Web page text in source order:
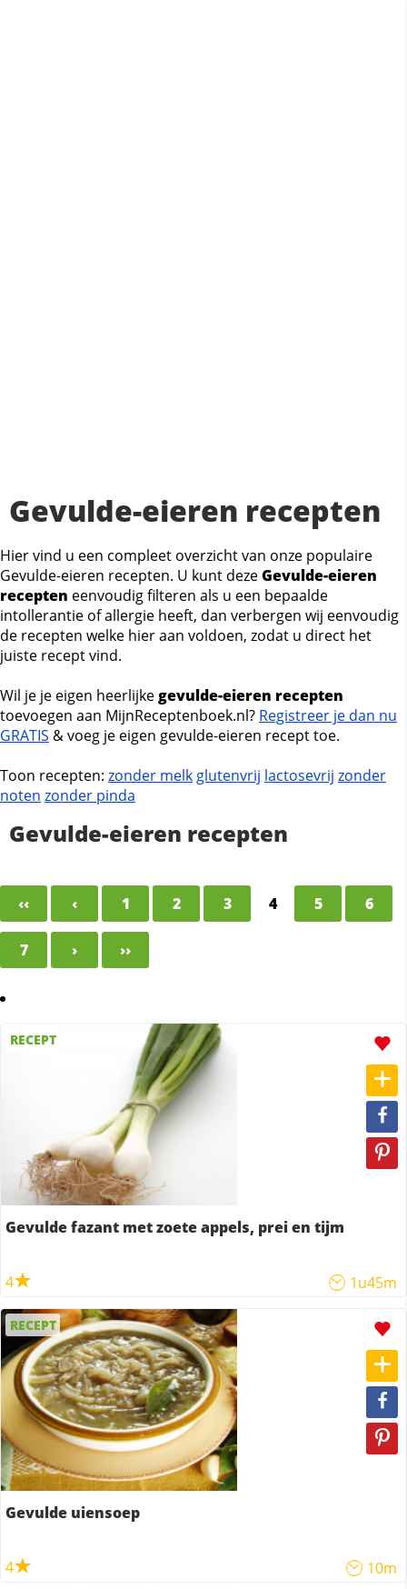
Gevulde-eieren recepten
Hier vind u een compleet overzicht van onze populaire
Gevulde-eieren recepten. U kunt dezeGevulde-eieren
recepten eenvoudig filteren als u een bepaalde
intollerantie of allergie heeft, dan verbergen wij eenvoudig
de recepten welke hier aan voldoen, zodat u direct het
juiste recept vind.
Wil je je eigen heerlijkegevulde-eieren recepten
toevoegen aan MijnReceptenboek.nl? Registreer je dan nu
GRATIS & voeg je eigen gevulde-eieren recept toe.
Toon recepten: zonder melk glutenvrij lactosevrij zonder
noten zonder pinda
Gevulde-eieren recepten
‹‹ ‹ 1 2 3 4 5 6
7 › ››
RECEPT
Gevulde fazant met zoete appels, prei en tijm
4 1u45m
RECEPT
Gevulde uiensoep
4 10m